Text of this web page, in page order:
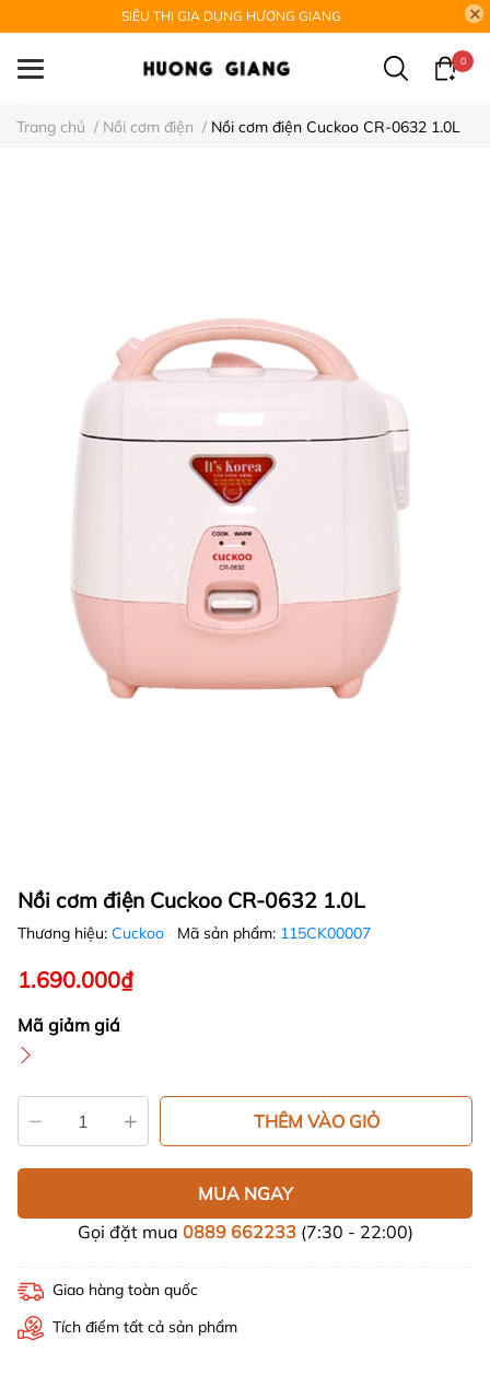
SIÊU THỊ GIA DỤNG HƯƠNG GIANG
0
Trang chủ / Nồi cơm điện / Nồi cơm điện Cuckoo CR-0632 1.0L
Nồi cơm điện Cuckoo CR-0632 1.0L
Thương hiệu: Cuckoo Mã sản phẩm: 115CK00007
1.690.000₫
Mã giảm giá
THÊM VÀO GIỎ
MUA NGAY
Gọi đặt mua 0889 662233(7:30 - 22:00)
Giao hàng toàn quốc
Tích điểm tất cả sản phẩm